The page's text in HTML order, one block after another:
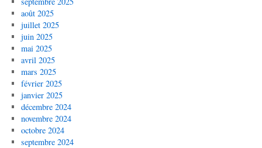
août 2025
juillet 2025
juin 2025
mai 2025
avril 2025
mars 2025
février 2025
janvier 2025
décembre 2024
novembre 2024
octobre 2024
septembre 2024